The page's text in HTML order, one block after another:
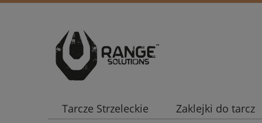
Tarcze Strzeleckie Zaklejki do tarcz